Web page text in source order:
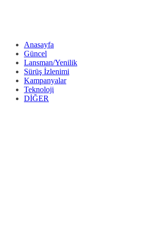
Anasayfa
Güncel
Lansman/Yenilik
Sürüş İzlenimi
Kampanyalar
Teknoloji
DİĞER